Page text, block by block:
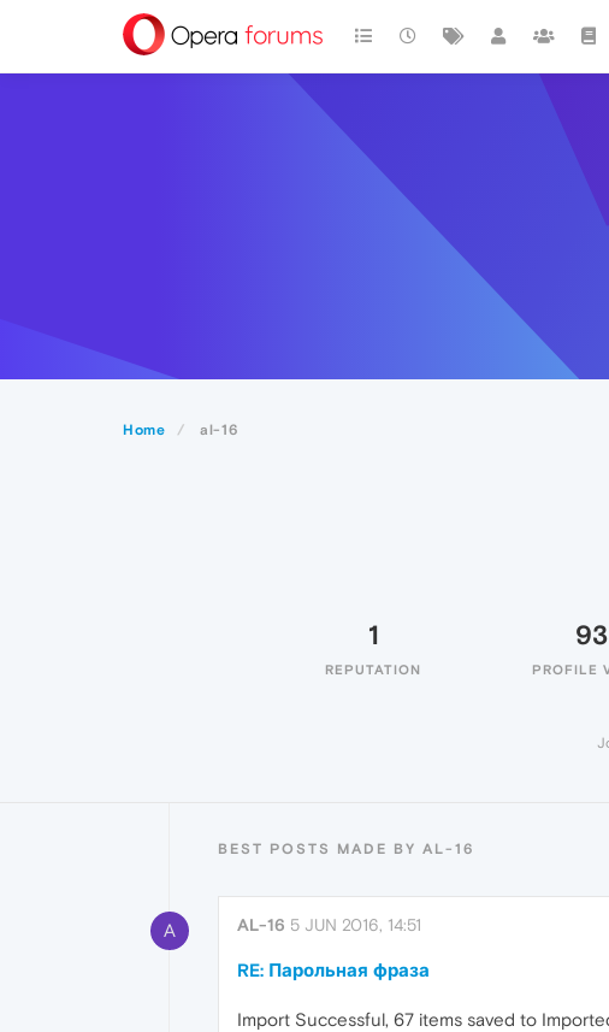
Home al-16
1
REPUTATION
93
PROFILE
BEST POSTS MADE BY AL-16
A AL-16 5 JUN 2016, 14:51
RE: Парольная фраза
Import Successful, 67 items saved to